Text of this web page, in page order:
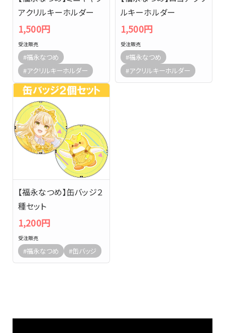
アクリルキーホルダー
1,500円
受注販売
#福永なつめ
#アクリルキーホルダー
ルキーホルダー
1,500円
受注販売
#福永なつめ
#アクリルキーホルダー
【福永なつめ】缶バッジ２
種セット
1,200円
受注販売
#福永なつめ #缶バッジ